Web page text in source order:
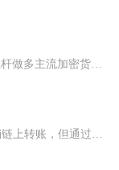
本金10000USDT使用十倍杠杆做多主流加密货币，标的上涨...